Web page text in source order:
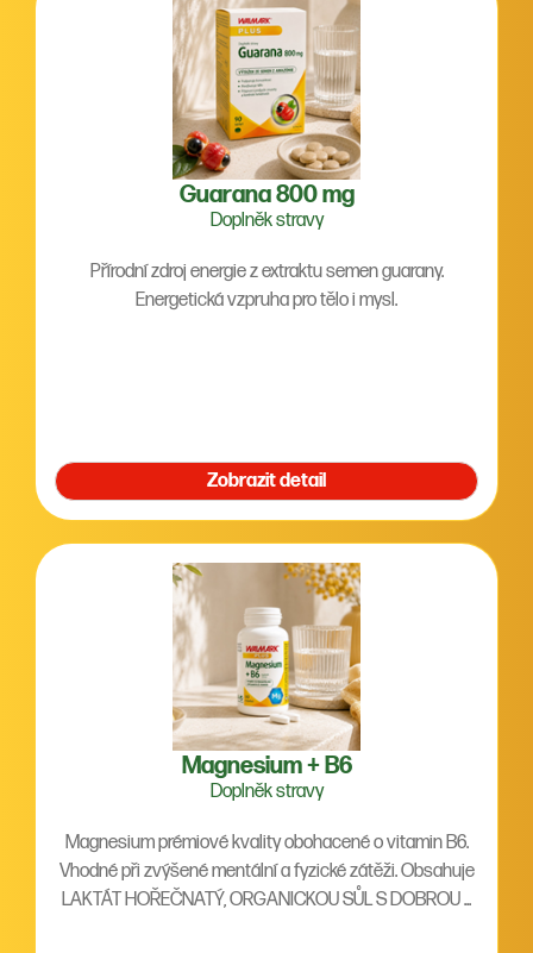
Guarana 800 mg
Doplněk stravy
Přírodní zdroj energie z extraktu semen guarany.
Energetická vzpruha pro tělo i mysl.
Zobrazit detail
Magnesium + B6
Doplněk stravy
Magnesium prémiové kvality obohacené o vitamin B6.
Vhodné při zvýšené mentální a fyzické zátěži. Obsahuje
LAKTÁT HOŘEČNATÝ, ORGANICKOU SŮL S DOBROU ...